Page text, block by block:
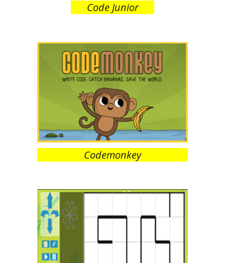
Code Junior
Codemonkey